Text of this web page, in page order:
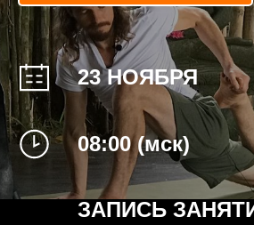
23 НОЯБРЯ
08:00 (мск)
ЗАПИСЬ